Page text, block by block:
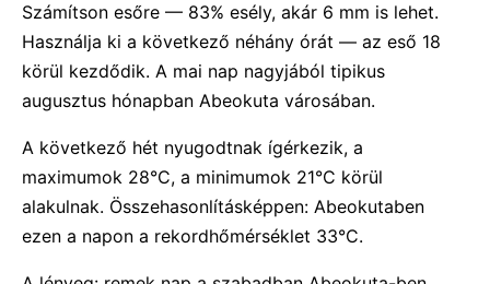
Számítson esőre — 83% esély, akár 6 mm is lehet.
Használja ki a következő néhány órát — az eső 18
körül kezdődik. A mai nap nagyjából tipikus
augusztus hónapban Abeokuta városában.
A következő hét nyugodtnak ígérkezik, a
maximumok 28°C, a minimumok 21°C körül
alakulnak. Összehasonlításképpen: Abeokutaben
ezen a napon a rekordhőmérséklet 33°C.